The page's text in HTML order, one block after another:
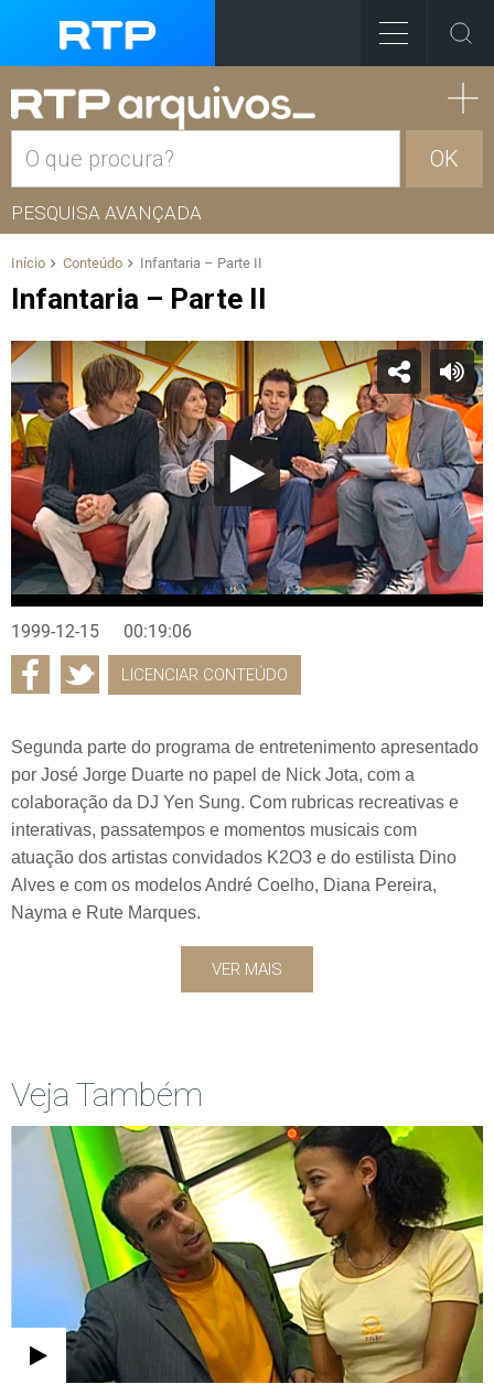
OK
PESQUISA AVANÇADA
Início Conteúdo Infantaria – Parte II
Infantaria – Parte II
1999-12-15 00:19:06
LICENCIAR CONTEÚDO
Segunda parte do programa de entretenimento apresentado
por José Jorge Duarte no papel de Nick Jota, com a
colaboração da DJ Yen Sung. Com rubricas recreativas e
interativas, passatempos e momentos musicais com
atuação dos artistas convidados K2O3 e do estilista Dino
Alves e com os modelos André Coelho, Diana Pereira,
Nayma e Rute Marques.
VER MAIS
Veja Também